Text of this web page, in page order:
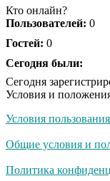
Кто онлайн?
Пользователей: 0
Гостей: 0
Сегодня были:
Сегодня
Условия и
Условия
Общие условия и
Политика